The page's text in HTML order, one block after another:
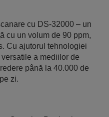
cu DS-32000 – un
cu un volum de 90 ppm,
Cu ajutorul tehnologiei
a mediilor de
până la 40.000 de
zi.